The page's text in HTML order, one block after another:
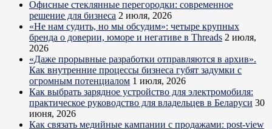
Офисные стеклянные перегородки: современное
решение для бизнеса 2 июля, 2026
«Не нам судить, но мы обсудим»: четыре крупных
бренда о доверии, юморе и негативе в Threads 2 июля,
2026
«Даже прорывные разработки отправляются в архив».
Как внутренние процессы бизнеса губят задумки с
огромным потенциалом 1 июля, 2026
Как выбрать зарядное устройство для электромобиля:
практическое руководство для владельцев в Беларуси 30
июня, 2026
Как связать медийные кампании с продажами: post-view